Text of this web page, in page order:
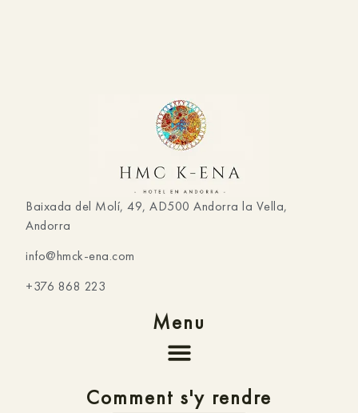
Baixada del Molí, 49, AD500 Andorra la Vella,
Andorra
info@hmck-ena.com
+376 868 223
Menu
Comment s'y rendre